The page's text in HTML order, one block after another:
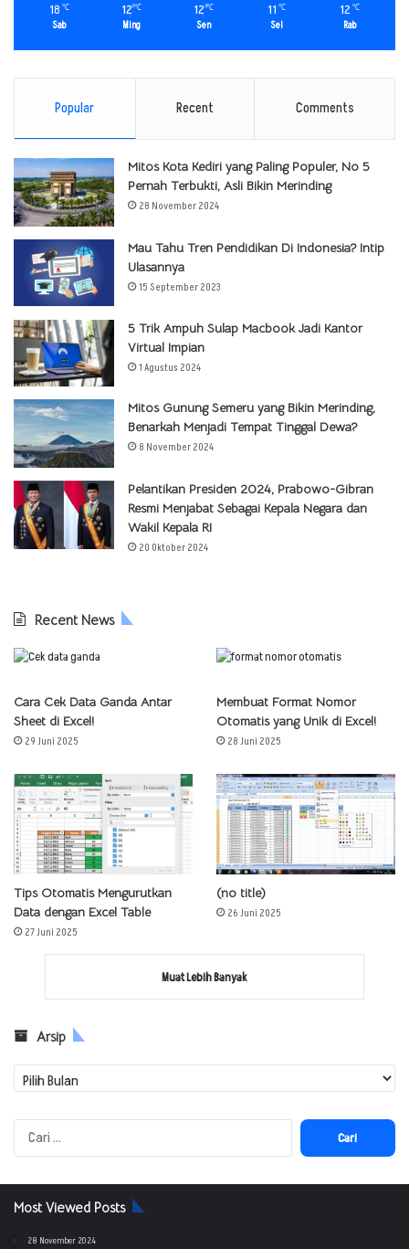
18 ℃
Sab
12℃
Ming
12 ℃
Sen
11 ℃
Sel
12 ℃
Rab
Popular Recent Comments
Mitos Kota Kediri yang Paling Populer, No 5
Pernah Terbukti, Asli Bikin Merinding
28 November 2024
Mau Tahu Tren Pendidikan Di Indonesia? Intip
Ulasannya
15 September 2023
5 Trik Ampuh Sulap Macbook Jadi Kantor
Virtual Impian
1 Agustus 2024
Mitos Gunung Semeru yang Bikin Merinding,
Benarkah Menjadi Tempat Tinggal Dewa?
8 November 2024
Pelantikan Presiden 2024, Prabowo-Gibran
Resmi Menjabat Sebagai Kepala Negara dan
Wakil Kepala RI
20 Oktober 2024
Recent News
Cara Cek Data Ganda Antar
Sheet di Excel!
29 Juni 2025
Membuat Format Nomor
Otomatis yang Unik di Excel!
28 Juni 2025
Tips Otomatis Mengurutkan
Data dengan Excel Table
27 Juni 2025
(no title)
26 Juni 2025
Muat Lebih Banyak
Arsip
Cari
untuk:
Most Viewed Posts
28 November 2024